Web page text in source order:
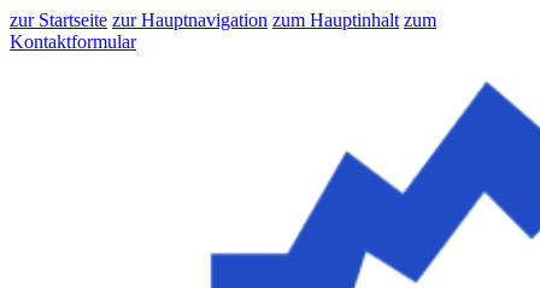
zur Startseite zur Hauptnavigation zum Hauptinhalt zum
Kontaktformular